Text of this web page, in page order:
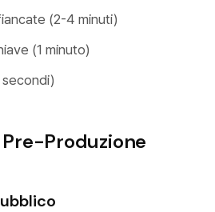
(2-4 minuti)
(1 minuto)
Produzione